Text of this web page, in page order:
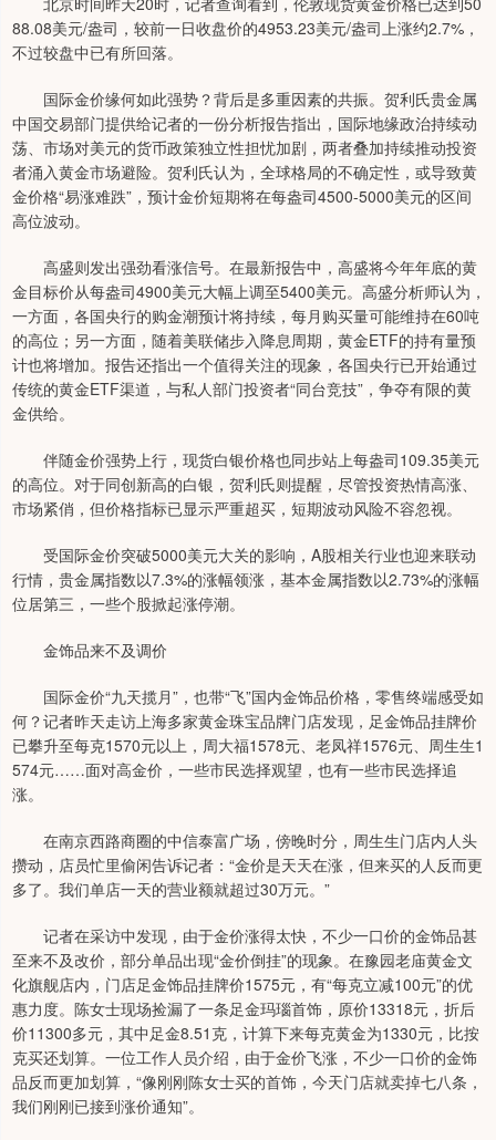
88.08美元/盎司，较前一日收盘价的4953.23美元/盎司上涨约2.7%，
不过较盘中已有所回落。
国际金价缘何如此强势？背后是多重因素的共振。贺利氏贵金属
中国交易部门提供给记者的一份分析报告指出，国际地缘政治持续动
荡、市场对美元的货币政策独立性担忧加剧，两者叠加持续推动投资
者涌入黄金市场避险。贺利氏认为，全球格局的不确定性，或导致黄
金价格“易涨难跌”，预计金价短期将在每盎司4500-5000美元的区间
高位波动。
高盛则发出强劲看涨信号。在最新报告中，高盛将今年年底的黄
金目标价从每盎司4900美元大幅上调至5400美元。高盛分析师认为，
一方面，各国央行的购金潮预计将持续，每月购买量可能维持在60吨
的高位；另一方面，随着美联储步入降息周期，黄金ETF的持有量预
计也将增加。报告还指出一个值得关注的现象，各国央行已开始通过
传统的黄金ETF渠道，与私人部门投资者“同台竞技”，争夺有限的黄
金供给。
伴随金价强势上行，现货白银价格也同步站上每盎司109.35美元
的高位。对于同创新高的白银，贺利氏则提醒，尽管投资热情高涨、
市场紧俏，但价格指标已显示严重超买，短期波动风险不容忽视。
受国际金价突破5000美元大关的影响，A股相关行业也迎来联动
行情，贵金属指数以7.3%的涨幅领涨，基本金属指数以2.73%的涨幅
位居第三，一些个股掀起涨停潮。
金饰品来不及调价
国际金价“九天揽月”，也带“飞”国内金饰品价格，零售终端感受如
何？记者昨天走访上海多家黄金珠宝品牌门店发现，足金饰品挂牌价
已攀升至每克1570元以上，周大福1578元、老凤祥1576元、周生生1
574元……面对高金价，一些市民选择观望，也有一些市民选择追
涨。
在南京西路商圈的中信泰富广场，傍晚时分，周生生门店内人头
攒动，店员忙里偷闲告诉记者：“金价是天天在涨，但来买的人反而更
多了。我们单店一天的营业额就超过30万元。”
记者在采访中发现，由于金价涨得太快，不少一口价的金饰品甚
至来不及改价，部分单品出现“金价倒挂”的现象。在豫园老庙黄金文
化旗舰店内，门店足金饰品挂牌价1575元，有“每克立减100元”的优
惠力度。陈女士现场捡漏了一条足金玛瑙首饰，原价13318元，折后
价11300多元，其中足金8.51克，计算下来每克黄金为1330元，比按
克买还划算。一位工作人员介绍，由于金价飞涨，不少一口价的金饰
品反而更加划算，“像刚刚陈女士买的首饰，今天门店就卖掉七八条，
我们刚刚已接到涨价通知”。